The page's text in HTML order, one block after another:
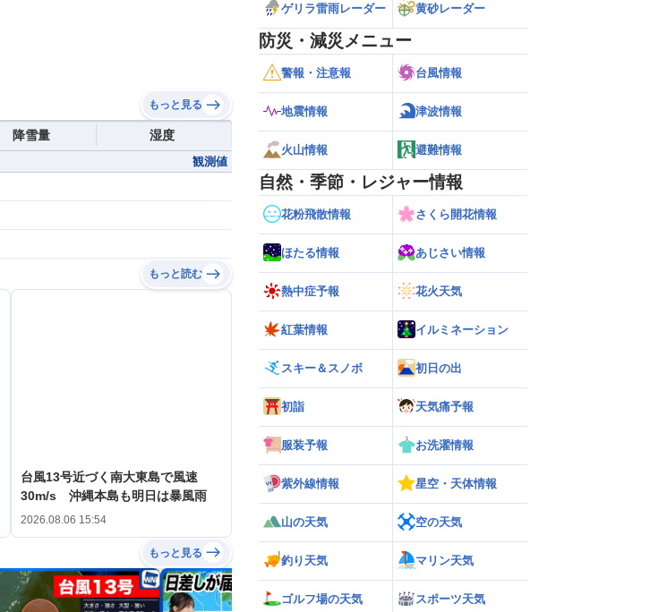
もっと見る
降雪量 湿度
観測値
もっと読む
台風13号近づく南大東島で風速
30m/s 沖縄本島も明日は暴風雨
2026.08.06 15:54
もっと見る
ゲリラ雷雨レーダー 黄砂レーダー
防災・減災メニュー
警報・注意報 台風情報
地震情報 津波情報
火山情報 避難情報
自然・季節・レジャー情報
花粉飛散情報 さくら開花情報
ほたる情報 あじさい情報
熱中症予報 花火天気
紅葉情報 イルミネーション
スキー＆スノボ 初日の出
初詣 天気痛予報
服装予報 お洗濯情報
紫外線情報 星空・天体情報
山の天気 空の天気
釣り天気 マリン天気
ゴルフ場の天気 スポーツ天気